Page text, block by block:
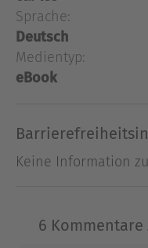
Zeitungshändler
Vermieter, von
und der
in London. Dies ist
Sprache:
Deutsch
Medientyp:
eBook
Keine Information
6 Kommentare